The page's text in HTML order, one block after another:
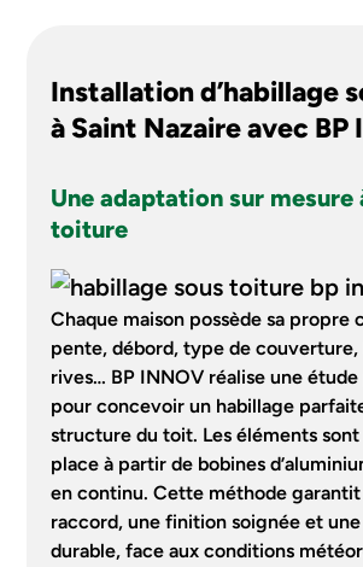
Installation d’habillage
à Saint Nazaire avec BP
Une adaptation sur mesure
toiture
Chaque maison possède sa propre
pente, débord, type de couverture,
rives… BP INNOV réalise une
pour concevoir un habillage
structure du toit. Les éléments
place à partir de bobines
en continu. Cette méthode garantit
raccord, une finition soignée et
durable, face aux conditions